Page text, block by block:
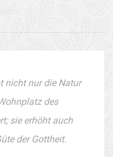
nicht nur die Natur
des
sie erhöht auch
der Gottheit.